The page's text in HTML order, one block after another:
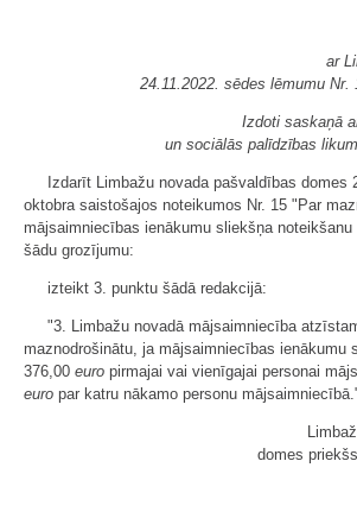
ar
24.11.2022. sēdes lēmumu Nr.
Izdoti saskaņā
un sociālās palīdzības
Izdarīt Limbažu novada pašvaldības domes
oktobra saistošajos noteikumos Nr. 15 "Par
mājsaimniecības ienākumu sliekšņa noteikšanu
šādu grozījumu:
izteikt 3. punktu šādā redakcijā:
"3. Limbažu novadā mājsaimniecība
maznodrošinātu, ja mājsaimniecības ienākumu
376,00 euro pirmajai vai vienīgajai personai
euro par katru nākamo personu
domes